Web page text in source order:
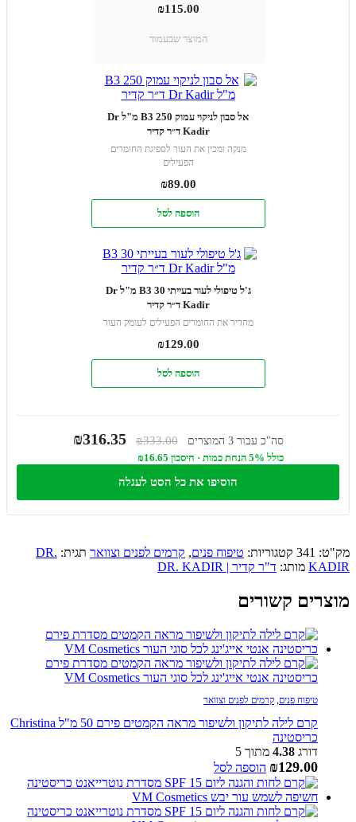
₪115.00
המוצר שבעמוד
אל סבון לניקוי עמוק B3 250 מ"ל Dr
Kadir ד״ר קדיר
מנקה ומכין את העור לספיגת החומרים
הפעילים
₪89.00
הוספה לסל
ג'ל טיפולי לעור בעייתי B3 30 מ"ל Dr
Kadir ד״ר קדיר
מחדיר את החומרים הפעילים לעומק העור
₪129.00
הוספה לסל
סה"כ עבור 3 המוצרים ₪333.00
₪316.35
כולל 5% הנחת כמות · חיסכון ₪16.65
הוסיפו את כל הסט לעגלה
מק"ט: 341 קטגוריות: טיפוח פנים, קרמים לפנים וצוואר תגית: DR.
KADIR מותג: ד"ר קדיר | DR. KADIR
מוצרים קשורים
טיפוח פנים קרמים לפנים וצוואר
קרם לילה לתיקון ולשיפור מראה הקמטים פירם 50 מ"ל Christina
כריסטינה
דורג 4.38 מתוך 5
₪129.00 הוספה לסל